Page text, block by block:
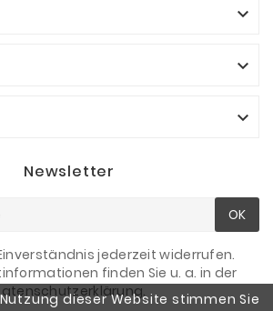
dieser Website stimmen Sie



Newsletter
OK
jederzeit widerrufen.
finden Sie u. a. in der